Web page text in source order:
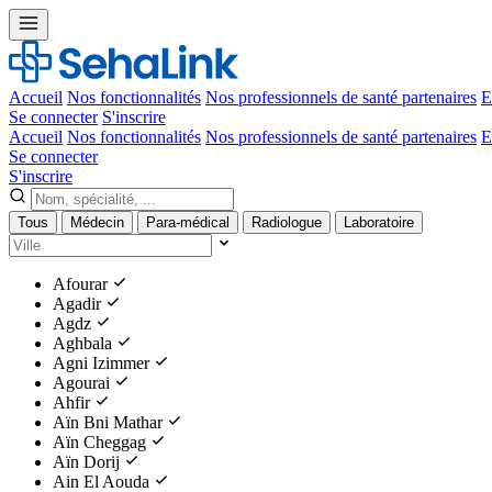
Accueil Nos fonctionnalités Nos professionnels de santé partenaires
Se connecter S'inscrire
Accueil Nos fonctionnalités Nos professionnels de santé partenaires
Se connecter
S'inscrire
Tous Médecin Para-médical Radiologue Laboratoire
Afourar
Agadir
Agdz
Aghbala
Agni Izimmer
Agourai
Ahfir
Aïn Bni Mathar
Aïn Cheggag
Aïn Dorij
Ain El Aouda